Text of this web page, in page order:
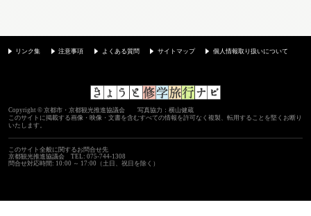
リンク集 注意事項 よくある質問 サイトマップ 個人情報取り扱いについて
Copyright © 京都市・京都観光推進協議会 写真協力：横山健蔵
このサイトに掲載する画像・映像・文書を含むすべての情報を許可なく複製、転用することを堅くお断り
いたします。
このサイト全般に関するお問合せ先
京都観光推進協議会
TEL: 075-744-1308
問合せ対応時間: 10:00 ～ 17:00（土日、祝日を除く）